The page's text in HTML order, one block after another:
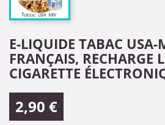
E-LIQUIDE TABAC
FRANÇAIS, RECHARGE
CIGARETTE
2,90 €